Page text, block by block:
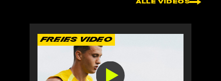
ALLE VIDEOS
FREIES VIDEO